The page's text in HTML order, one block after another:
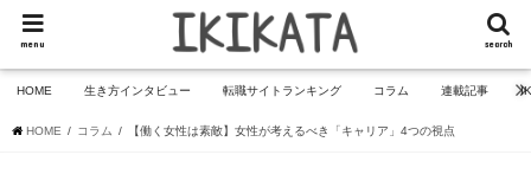
search
menu
HOME 生き方インタビュー 転職サイトランキング コラム 連載記事
HOME コラム 【働く女性は素敵】女性が考えるべき「キャリア」4つの視点